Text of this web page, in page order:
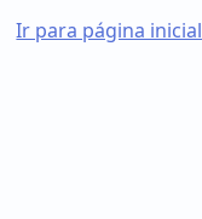
Ir para página inicial